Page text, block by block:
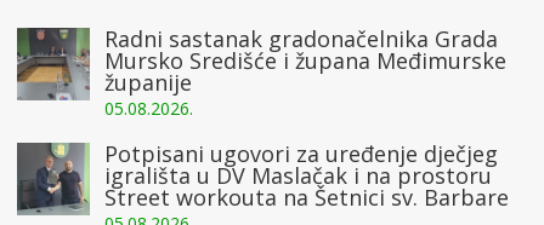
Radni sastanak gradonačelnika Grada
Mursko Središće i župana Međimurske
županije
05.08.2026.
Potpisani ugovori za uređenje dječjeg
igrališta u DV Maslačak i na prostoru
Street workouta na Šetnici sv. Barbare